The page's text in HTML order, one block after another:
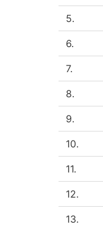
5.
6.
7.
8.
9.
10.
11.
12.
13.